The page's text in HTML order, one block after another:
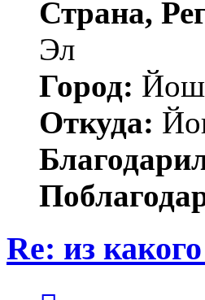
Страна,
Эл
Город:
Откуда:
Re: из